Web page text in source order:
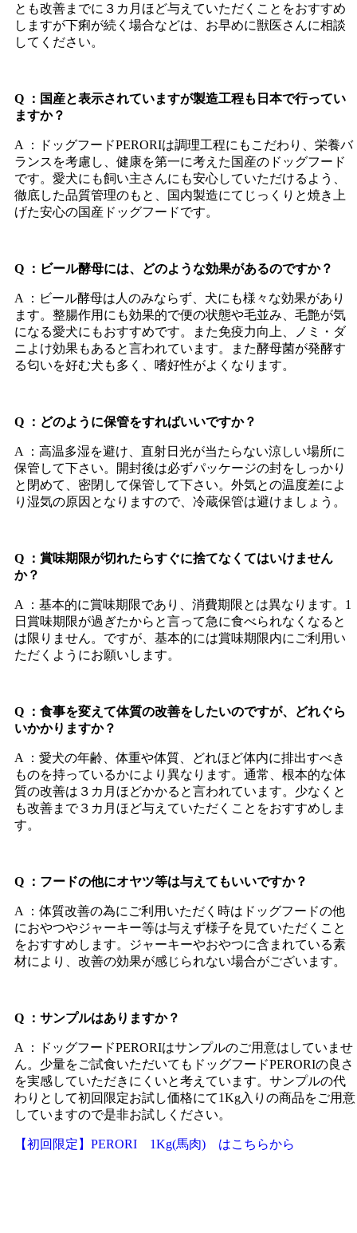
とも改善までに３カ月ほど与えていただくことをおすすめ
しますが下痢が続く場合などは、お早めに獣医さんに相談
してください。
Q ：国産と表示されていますが製造工程も日本で行ってい
ますか？
A ：ドッグフードPERORIは調理工程にもこだわり、栄養バ
ランスを考慮し、健康を第一に考えた国産のドッグフード
です。愛犬にも飼い主さんにも安心していただけるよう、
徹底した品質管理のもと、国内製造にてじっくりと焼き上
げた安心の国産ドッグフードです。
Q ：ビール酵母には、どのような効果があるのですか？
A ：ビール酵母は人のみならず、犬にも様々な効果があり
ます。整腸作用にも効果的で便の状態や毛並み、毛艶が気
になる愛犬にもおすすめです。また免疫力向上、ノミ・ダ
ニよけ効果もあると言われています。また酵母菌が発酵す
る匂いを好む犬も多く、嗜好性がよくなります。
Q ：どのように保管をすればいいですか？
A ：高温多湿を避け、直射日光が当たらない涼しい場所に
保管して下さい。開封後は必ずパッケージの封をしっかり
と閉めて、密閉して保管して下さい。外気との温度差によ
り湿気の原因となりますので、冷蔵保管は避けましょう。
Q ：賞味期限が切れたらすぐに捨てなくてはいけません
か？
A ：基本的に賞味期限であり、消費期限とは異なります。1
日賞味期限が過ぎたからと言って急に食べられなくなると
は限りません。ですが、基本的には賞味期限内にご利用い
ただくようにお願いします。
Q ：食事を変えて体質の改善をしたいのですが、どれぐら
いかかりますか？
A ：愛犬の年齢、体重や体質、どれほど体内に排出すべき
ものを持っているかにより異なります。通常、根本的な体
質の改善は３カ月ほどかかると言われています。少なくと
も改善まで３カ月ほど与えていただくことをおすすめしま
す。
Q ：フードの他にオヤツ等は与えてもいいですか？
A ：体質改善の為にご利用いただく時はドッグフードの他
におやつやジャーキー等は与えず様子を見ていただくこと
をおすすめします。ジャーキーやおやつに含まれている素
材により、改善の効果が感じられない場合がございます。
Q ：サンプルはありますか？
A ：ドッグフードPERORIはサンプルのご用意はしていませ
ん。少量をご試食いただいてもドッグフードPERORIの良さ
を実感していただきにくいと考えています。サンプルの代
わりとして初回限定お試し価格にて1Kg入りの商品をご用意
していますので是非お試しください。
【初回限定】PERORI 1Kg(馬肉) はこちらから